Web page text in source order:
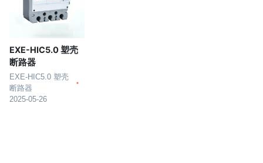
EXE-HIC5.0 塑壳
断路器
EXE-HIC5.0 塑壳
断路器
2025-05-26